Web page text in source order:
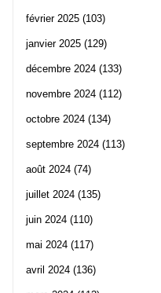
février 2025 (103)
janvier 2025 (129)
décembre 2024 (133)
novembre 2024 (112)
octobre 2024 (134)
septembre 2024 (113)
août 2024 (74)
juillet 2024 (135)
juin 2024 (110)
mai 2024 (117)
avril 2024 (136)